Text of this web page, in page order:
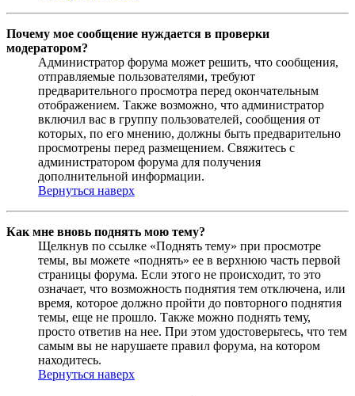
Почему мое сообщение нуждается в проверки
модератором?
Администратор форума может решить, что сообщения,
отправляемые пользователями, требуют
предварительного просмотра перед окончательным
отображением. Также возможно, что администратор
включил вас в группу пользователей, сообщения от
которых, по его мнению, должны быть предварительно
просмотрены перед размещением. Свяжитесь с
администратором форума для получения
дополнительной информации.
Вернуться наверх
Как мне вновь поднять мою тему?
Щелкнув по ссылке «Поднять тему» при просмотре
темы, вы можете «поднять» ее в верхнюю часть первой
страницы форума. Если этого не происходит, то это
означает, что возможность поднятия тем отключена, или
время, которое должно пройти до повторного поднятия
темы, еще не прошло. Также можно поднять тему,
просто ответив на нее. При этом удостоверьтесь, что тем
самым вы не нарушаете правил форума, на котором
находитесь.
Вернуться наверх